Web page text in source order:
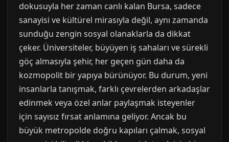
dokusuyla her zaman canlı kalan Bursa, sadece
sanayisi ve kültürel mirasıyla değil, aynı zamanda
sunduğu zengin sosyal olanaklarla da dikkat
çeker. Üniversiteler, büyüyen iş sahaları ve sürekli
göç almasıyla şehir, her geçen gün daha da
kozmopolit bir yapıya bürünüyor. Bu durum, yeni
insanlarla tanışmak, farklı çevrelerden arkadaşlar
edinmek veya özel anlar paylaşmak isteyenler
için sayısız fırsat anlamına geliyor. Ancak bu
büyük metropolde doğru kapıları çalmak, sosyal